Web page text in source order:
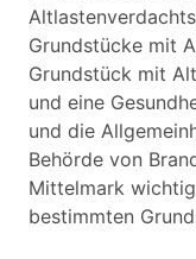
Grundstücke mit
Grundstück mit
und eine
und die
Behörde von
Mittelmark
bestimmten